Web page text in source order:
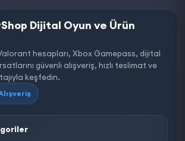
Dijital Oyun ve Ürün
hesapları, Xbox Gamepass, dijital
güvenli alışveriş, hızlı teslimat ve
keşfedin.